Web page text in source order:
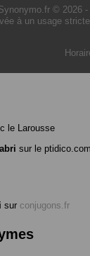
© 2026
à un usage
le Larousse
abri sur le ptidico.com
sur conjugons.fr